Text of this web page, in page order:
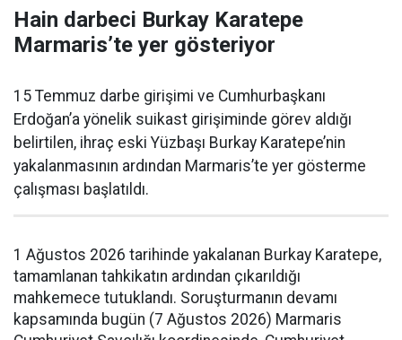
Hain darbeci Burkay Karatepe
Marmaris’te yer gösteriyor
15 Temmuz darbe girişimi ve Cumhurbaşkanı
Erdoğan’a yönelik suikast girişiminde görev aldığı
belirtilen, ihraç eski Yüzbaşı Burkay Karatepe’nin
yakalanmasının ardından Marmaris’te yer gösterme
çalışması başlatıldı.
1 Ağustos 2026 tarihinde yakalanan Burkay Karatepe,
tamamlanan tahkikatın ardından çıkarıldığı
mahkemece tutuklandı. Soruşturmanın devamı
kapsamında bugün (7 Ağustos 2026) Marmaris